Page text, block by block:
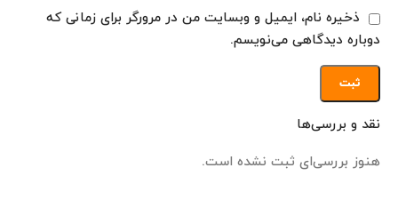
نقد و بررسی‌ها
هنوز بررسی‌ای ثبت نشده است.
ذخیره نام، ایمیل و وبسایت من در مرورگر برای زمانی که
دوباره دیدگاهی می‌نویسم.